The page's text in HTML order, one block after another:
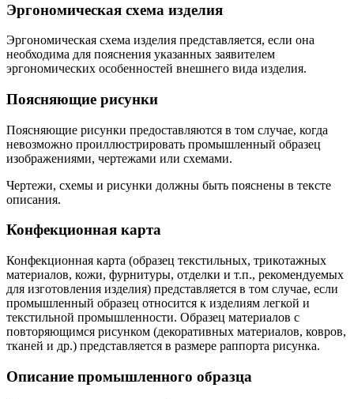
Эргономическая схема изделия
Эргономическая схема изделия представляется, если она
необходима для пояснения указанных заявителем
эргономических особенностей внешнего вида изделия.
Поясняющие рисунки
Поясняющие рисунки предоставляются в том случае, когда
невозможно проиллюстрировать промышленный образец
изображениями, чертежами или схемами.
Чертежи, схемы и рисунки должны быть пояснены в тексте
описания.
Конфекционная карта
Конфекционная карта (образец текстильных, трикотажных
материалов, кожи, фурнитуры, отделки и т.п., рекомендуемых
для изготовления изделия) представляется в том случае, если
промышленный образец относится к изделиям легкой и
текстильной промышленности. Образец материалов с
повторяющимся рисунком (декоративных материалов, ковров,
тканей и др.) представляется в размере раппорта рисунка.
Описание промышленного образца